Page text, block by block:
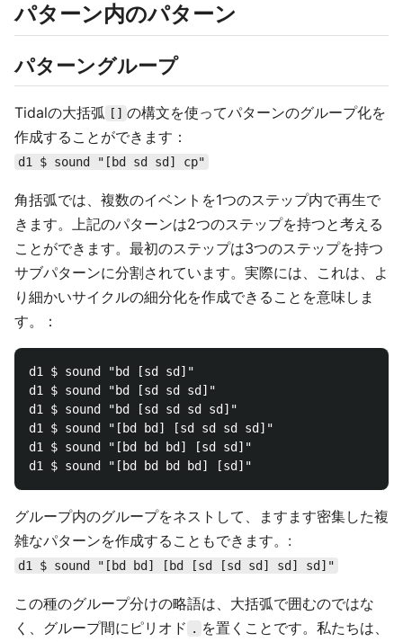
パターン内のパターン
パターングループ
Tidalの大括弧 [] の構文を使ってパターンのグループ化を
作成することができます：
d1 $ sound "[bd sd sd] cp"
角括弧では、複数のイベントを1つのステップ内で再生で
きます。上記のパターンは2つのステップを持つと考える
ことができます。最初のステップは3つのステップを持つ
サブパターンに分割されています。実際には、これは、よ
り細かいサイクルの細分化を作成できることを意味しま
す。：
d1 $ sound "bd [sd sd]"
d1 $ sound "bd [sd sd sd]"
d1 $ sound "bd [sd sd sd sd]"
d1 $ sound "[bd bd] [sd sd sd sd]"
d1 $ sound "[bd bd bd] [sd sd]"
グループ内のグループをネストして、ますます密集した複
雑なパターンを作成することもできます。:
d1 $ sound "[bd bd] [bd [sd [sd sd] sd] sd]"
この種のグループ分けの略語は、大括弧で囲むのではな
く、グループ間にピリオド . を置くことです。私たちは、